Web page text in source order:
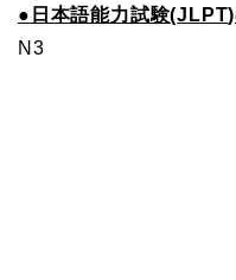
● 日本語能力試験(JLPT
N3